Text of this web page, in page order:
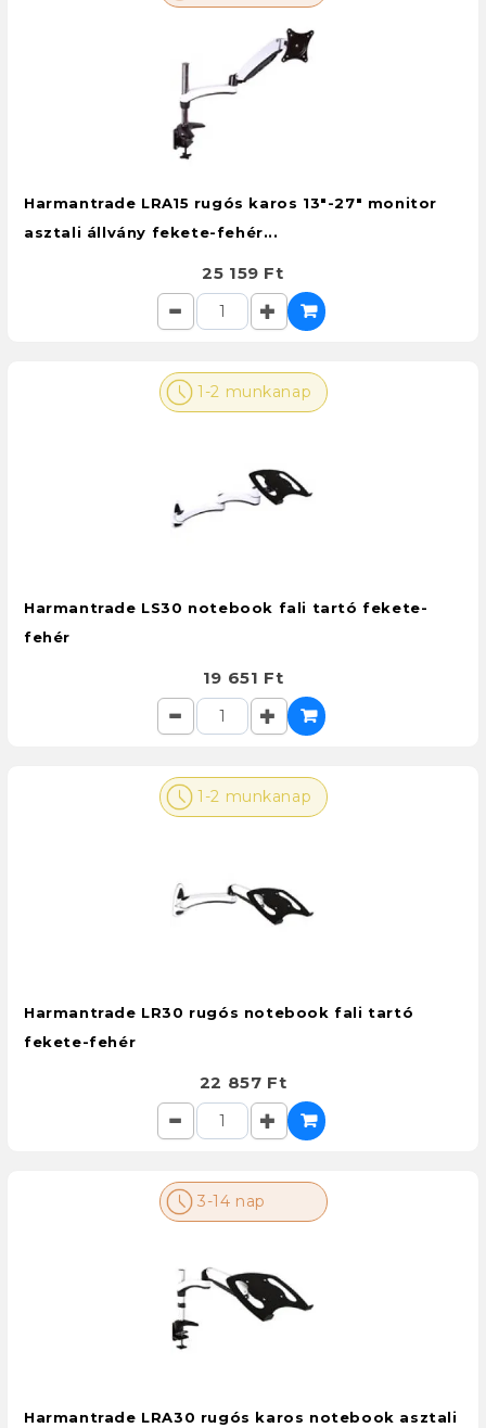
Harmantrade LRA15 rugós karos 13"-27" monitor
asztali állvány fekete-fehér...
25 159 Ft
1-2 munkanap
Harmantrade LS30 notebook fali tartó fekete-
fehér
19 651 Ft
1-2 munkanap
Harmantrade LR30 rugós notebook fali tartó
fekete-fehér
22 857 Ft
3-14 nap
Harmantrade LRA30 rugós karos notebook asztali